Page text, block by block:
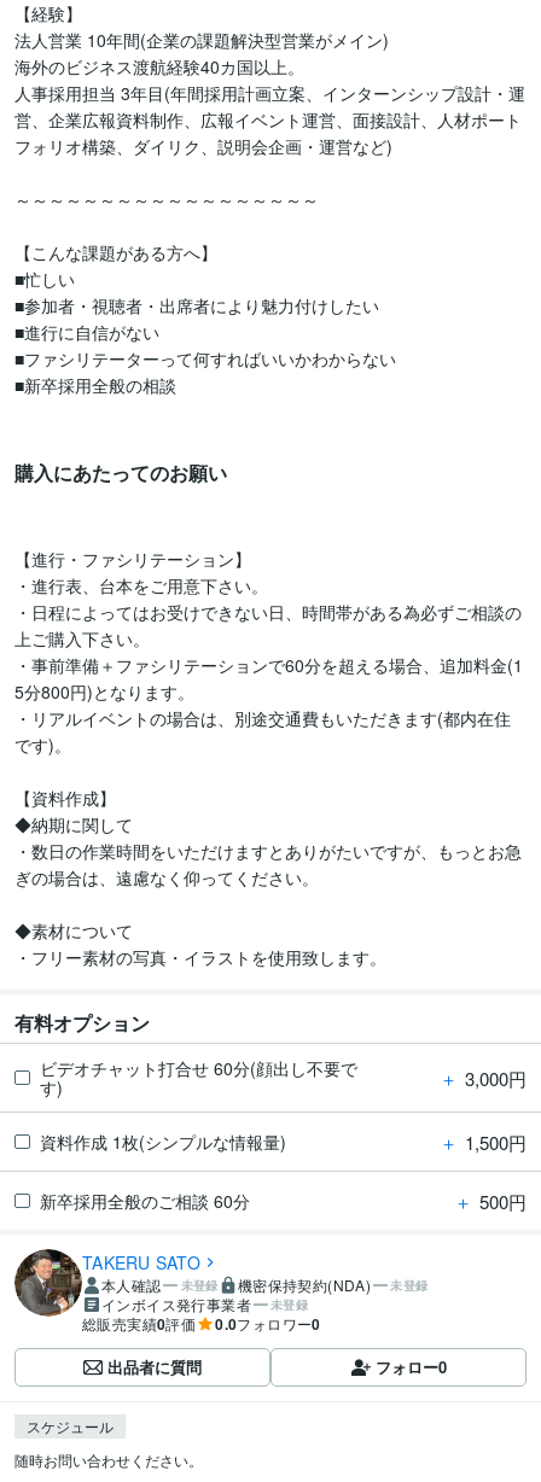
【経験】
法人営業 10年間(企業の課題解決型営業がメイン)
海外のビジネス渡航経験40カ国以上。
人事採用担当 3年目(年間採用計画立案、インターンシップ設計・運
営、企業広報資料制作、広報イベント運営、面接設計、人材ポート
フォリオ構築、ダイリク、説明会企画・運営など)
～～～～～～～～～～～～～～～～～～
【こんな課題がある方へ】
■忙しい
■参加者・視聴者・出席者により魅力付けしたい
■進行に自信がない
■ファシリテーターって何すればいいかわからない
■新卒採用全般の相談
購入にあたってのお願い
【進行・ファシリテーション】
・進行表、台本をご用意下さい。
・日程によってはお受けできない日、時間帯がある為必ずご相談の
上ご購入下さい。
・事前準備＋ファシリテーションで60分を超える場合、追加料金(1
5分800円)となります。
・リアルイベントの場合は、別途交通費もいただきます(都内在住
です)。
【資料作成】
◆納期に関して
・数日の作業時間をいただけますとありがたいですが、もっとお急
ぎの場合は、遠慮なく仰ってください。
◆素材について
・フリー素材の写真・イラストを使用致します。
有料オプション
ビデオチャット打合せ 60分(顔出し不要で
す)
＋ 3,000円
資料作成 1枚(シンプルな情報量) ＋ 1,500円
新卒採用全般のご相談 60分 ＋ 500円
TAKERU SATO
本人確認 未登録 機密保持契約(NDA) 未登録
インボイス発行事業者 未登録
総販売実績0評価 0.0フォロワー0
出品者に質問 フォロー0
スケジュール
随時お問い合わせください。